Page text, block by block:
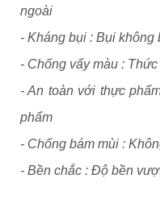
ngoài
- Kháng bụi : Bụi không
- Chống vấy màu :
- An toàn với thực
phẩm
- Chống bám mùi :
- Bền chắc : Độ bền